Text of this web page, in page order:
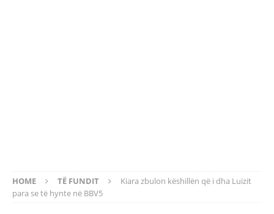
HOME TË FUNDIT
Kiara zbulon këshillën që i dha Luizit
para se të hynte në BBV5